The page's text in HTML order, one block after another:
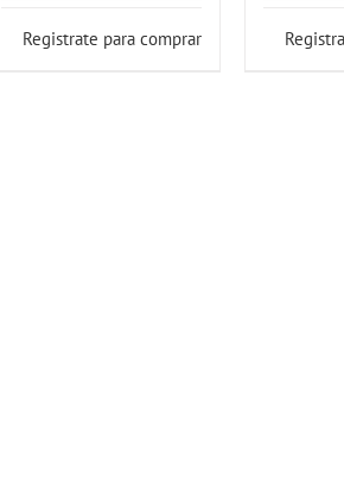
Registrate para comprar